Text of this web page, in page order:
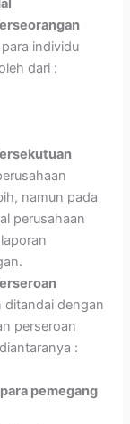
individu
dari :
namun pada
perusahaan
ditandai dengan
perseroan
:
pemegang